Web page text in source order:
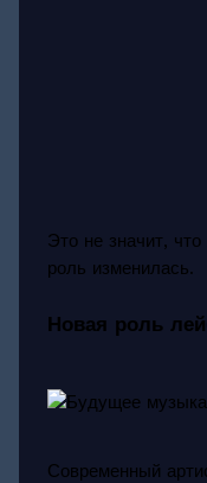
Это не значит,
роль изменилась.
Новая роль
Современный